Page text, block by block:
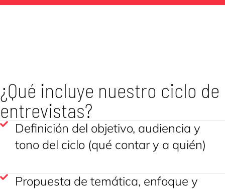
¿Qué incluye nuestro ciclo de
entrevistas?
Definición del objetivo, audiencia y
tono del ciclo (qué contar y a quién)
Propuesta de temática, enfoque y